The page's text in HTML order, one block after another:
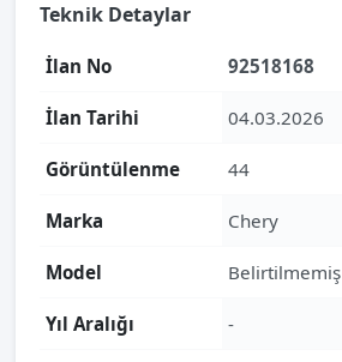
Teknik Detaylar
İlan No 92518168
İlan Tarihi 04.03.2026
Görüntülenme 44
Marka Chery
Model Belirtilmemiş
Yıl Aralığı -